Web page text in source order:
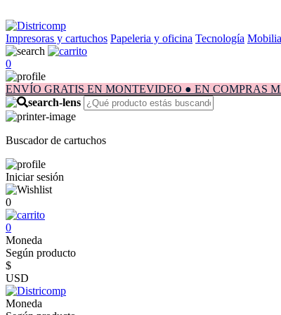
Impresoras y cartuchos Papeleria y oficina Tecnología
0
ENVÍO GRATIS EN MONTEVIDEO ● EN COMPRAS
Buscador de cartuchos
Iniciar sesión
0
0
Moneda
Según producto
$
USD
Moneda